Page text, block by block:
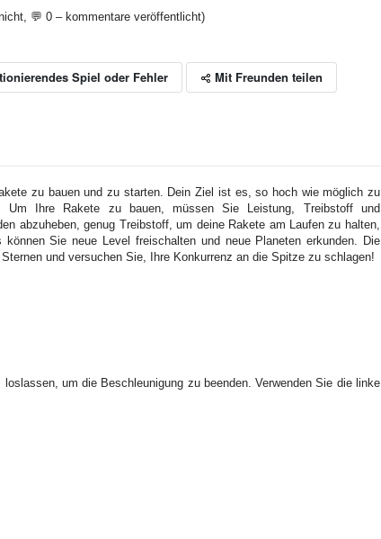
💬 0 – kommentare veröffentlicht)
Spiel oder Fehler Mit Freunden teilen
zu bauen und zu starten. Dein Ziel ist es, so hoch wie möglich zu
Um Ihre Rakete zu bauen, müssen Sie Leistung, Treibstoff und
abzuheben, genug Treibstoff, um deine Rakete am Laufen zu halten,
Sie neue Level freischalten und neue Planeten erkunden. Die
und versuchen Sie, Ihre Konkurrenz an die Spitze zu schlagen!
um die Beschleunigung zu beenden. Verwenden Sie die linke